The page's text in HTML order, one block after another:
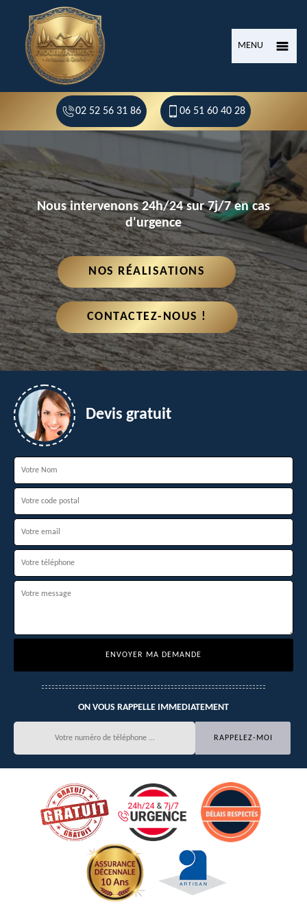
MENU
02 52 56 31 86 06 51 60 40 28
Nous intervenons 24h/24 sur 7j/7 en cas
d'urgence
NOS RÉALISATIONS
CONTACTEZ-NOUS !
Devis gratuit
ON VOUS RAPPELLE IMMEDIATEMENT